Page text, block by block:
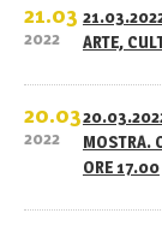
21.03
2022
ARTE,
20.03
2022
MOSTRA.
ORE 17.00